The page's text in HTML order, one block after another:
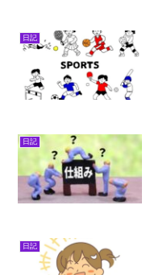
日記
日記
日記